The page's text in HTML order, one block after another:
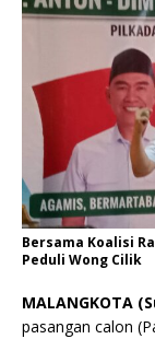
Bersama Koalisi
Peduli Wong Cilik
MALANGKOTA
pasangan calon